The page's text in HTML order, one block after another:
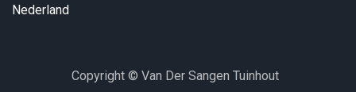
Nederland
Copyright © Van Der Sangen Tuinhout